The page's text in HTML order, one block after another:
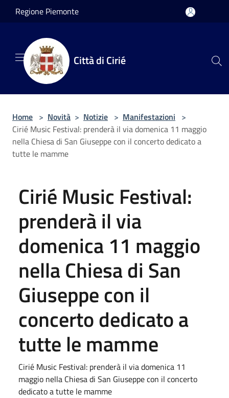
Salta al contenuto principale
Regione Piemonte
Città di Cirié
Home > Novità > Notizie > Manifestazioni >
Cirié Music Festival: prenderà il via domenica 11 maggio
nella Chiesa di San Giuseppe con il concerto dedicato a
tutte le mamme
Cirié Music Festival:
prenderà il via
domenica 11 maggio
nella Chiesa di San
Giuseppe con il
concerto dedicato a
tutte le mamme
Cirié Music Festival: prenderà il via domenica 11
maggio nella Chiesa di San Giuseppe con il concerto
dedicato a tutte le mamme